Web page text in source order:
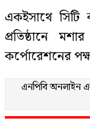
একইসাথে সিটি
প্রতিষ্ঠানে
কর্পোরেশনের
এনপিবি অনলাইন